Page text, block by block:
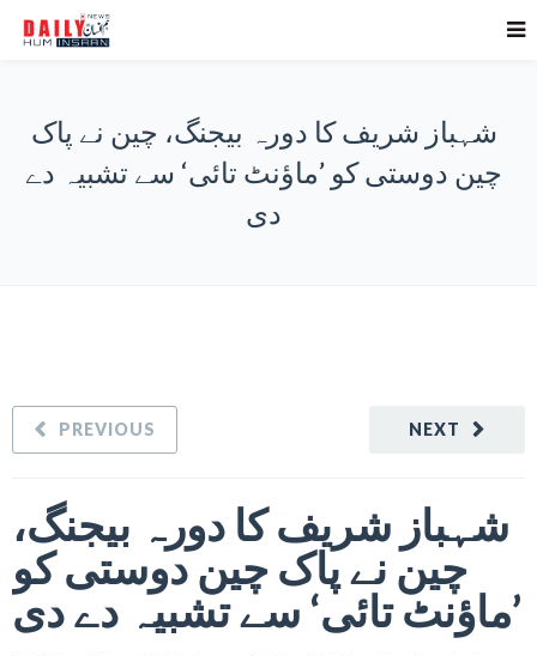
شہباز شریف کا دورہ بیجنگ، چین نے پاک
چین دوستی کو ’ماؤنٹ تائی‘ سے تشبیہ دے
دی
NEXT
PREVIOUS
شہباز شریف کا دورہ بیجنگ،
چین نے پاک چین دوستی کو
’ماؤنٹ تائی‘ سے تشبیہ دے دی